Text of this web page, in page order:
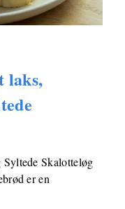
laks,
Syltede Skalotteløg
er en